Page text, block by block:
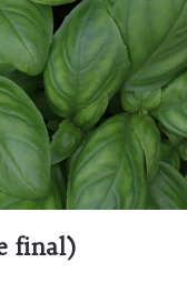
final)